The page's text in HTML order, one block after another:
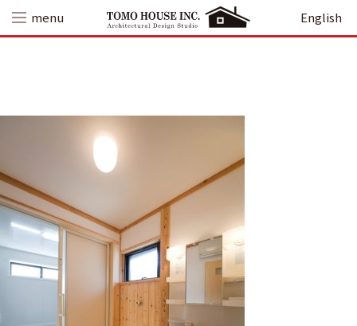
content
menu English